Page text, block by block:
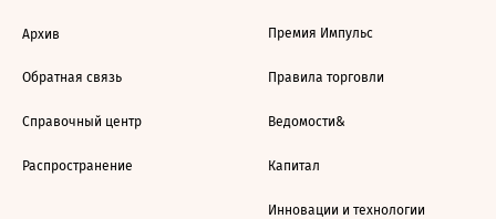
Архив
Обратная связь
Справочный центр
Распространение
Премия Импульс
Правила торговли
Ведомости&
Капитал
Инновации и технологии